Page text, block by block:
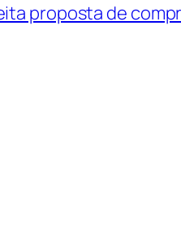
proposta de